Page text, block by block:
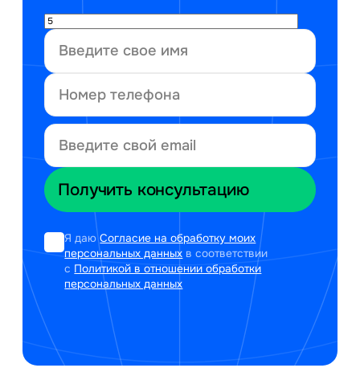
Я даюСогласие на обработку моих
персональных данных в соответствии
с Политикой в отношении обработки
персональных данных